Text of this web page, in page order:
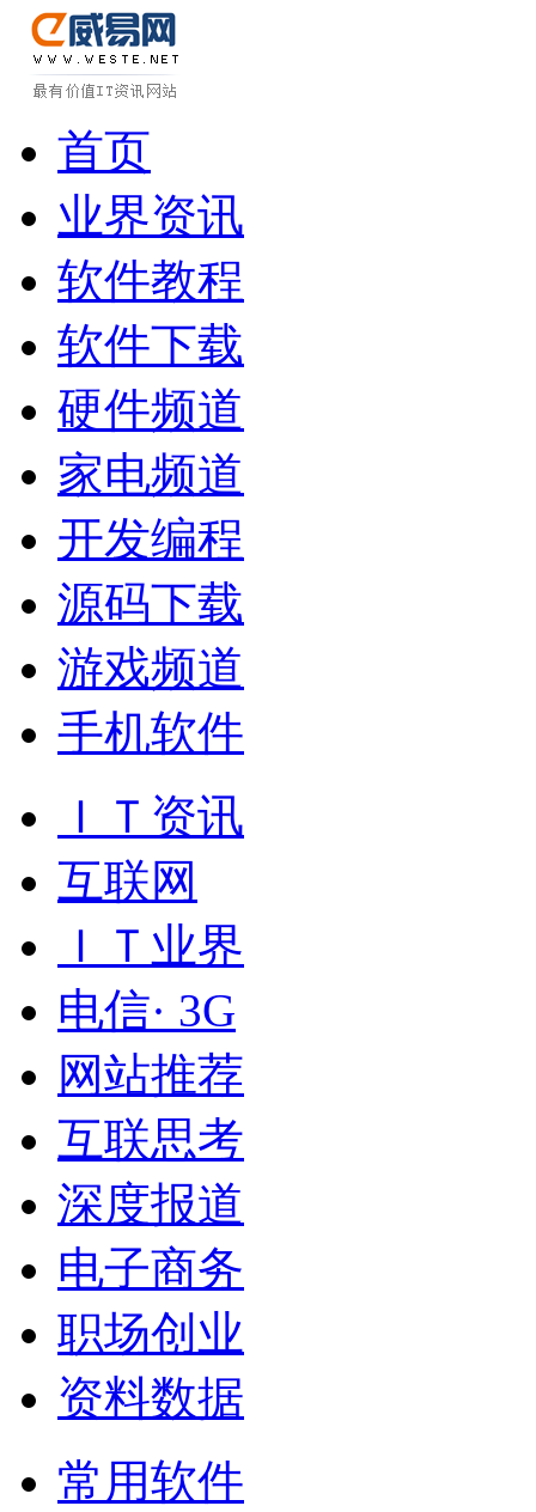
首页
业界资讯
软件教程
软件下载
硬件频道
家电频道
开发编程
源码下载
游戏频道
手机软件
ＩＴ资讯
互联网
ＩＴ业界
电信· 3G
网站推荐
互联思考
深度报道
电子商务
职场创业
资料数据
常用软件